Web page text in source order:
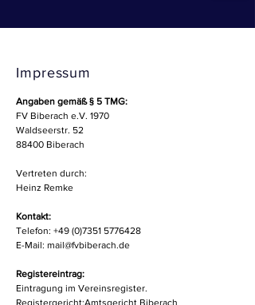
Impressum
Angaben gemäß § 5 TMG:
FV Biberach e.V. 1970
Waldseerstr. 52
88400 Biberach
Vertreten durch:
Heinz Remke
Kontakt:
Telefon: +49 (0)7351 5776428
E-Mail: mail@fvbiberach.de
Registereintrag:
Eintragung im Vereinsregister.
Registergericht:Amtsgericht Biberach